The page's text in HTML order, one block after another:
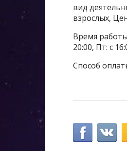
вид
взрослых,
Время
20:00, Пт: с
Способ